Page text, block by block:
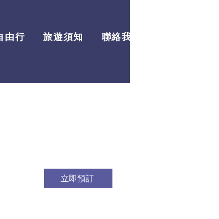
由行 旅遊須知 聯絡我們
立即預訂